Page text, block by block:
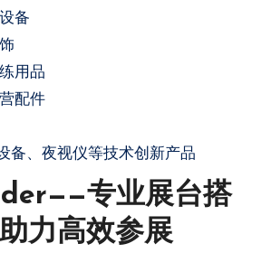
备
用品
配件
备、夜视仪等技术创新产品
专业展台搭
力高效参展